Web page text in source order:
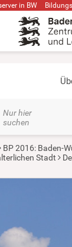
in BW
Nur hier
suchen
BP 2016: Baden-
Stadt